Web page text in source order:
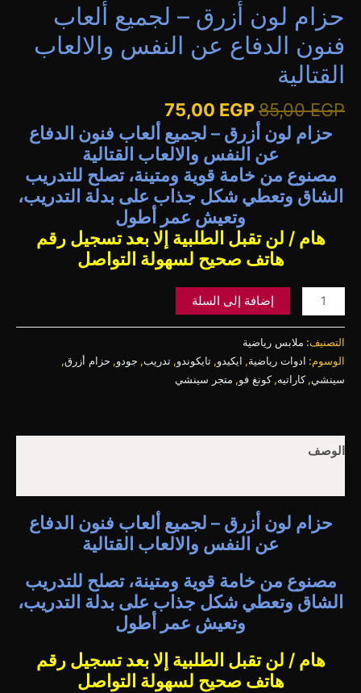
حزام لون أزرق – لجميع ألعاب
فنون الدفاع عن النفس والالعاب
القتالية
85,00EGP
75,00 EGP
حزام لون أزرق – لجميع ألعاب فنون الدفاع
عن النفس والالعاب القتالية
مصنوع من خامة قوية ومتينة، تصلح للتدريب
الشاق وتعطي شكل جذاب على بدلة التدريب،
وتعيش عمر أطول
هام / لن تقبل الطلبية إلا بعد تسجيل رقم
هاتف صحيح لسهولة التواصل
إضافة إلى السلة
التصنيف: ملابس رياضية
الوسوم: ادوات رياضية, ايكيدو, تايكوندو, تدريب, جودو, حزام أزرق,
سينشي,كاراتيه,كونغ فو, متجر سينشي
الوصف
حزام لون أزرق – لجميع ألعاب فنون الدفاع
عن النفس والالعاب القتالية
مصنوع من خامة قوية ومتينة، تصلح للتدريب
الشاق وتعطي شكل جذاب على بدلة التدريب،
وتعيش عمر أطول
هام / لن تقبل الطلبية إلا بعد تسجيل رقم
هاتف صحيح لسهولة التواصل